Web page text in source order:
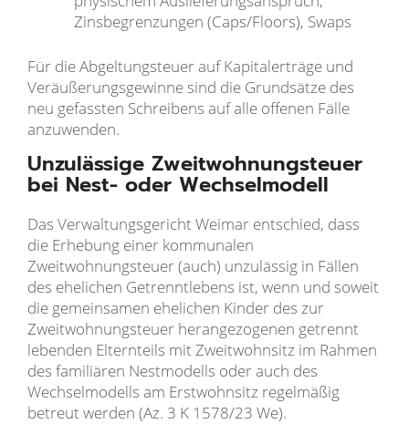
Zinsbegrenzungen (Caps/Floors), Swaps
Für die Abgeltungsteuer auf Kapitalerträge und
Veräußerungsgewinne sind die Grundsätze des
neu gefassten Schreibens auf alle offenen Fälle
anzuwenden.
Unzulässige Zweitwohnungsteuer
bei Nest- oder Wechselmodell
Das Verwaltungsgericht Weimar entschied, dass
die Erhebung einer kommunalen
Zweitwohnungsteuer (auch) unzulässig in Fällen
des ehelichen Getrenntlebens ist, wenn und soweit
die gemeinsamen ehelichen Kinder des zur
Zweitwohnungsteuer herangezogenen getrennt
lebenden Elternteils mit Zweitwohnsitz im Rahmen
des familiären Nestmodells oder auch des
Wechselmodells am Erstwohnsitz regelmäßig
betreut werden (Az. 3 K 1578/23 We).